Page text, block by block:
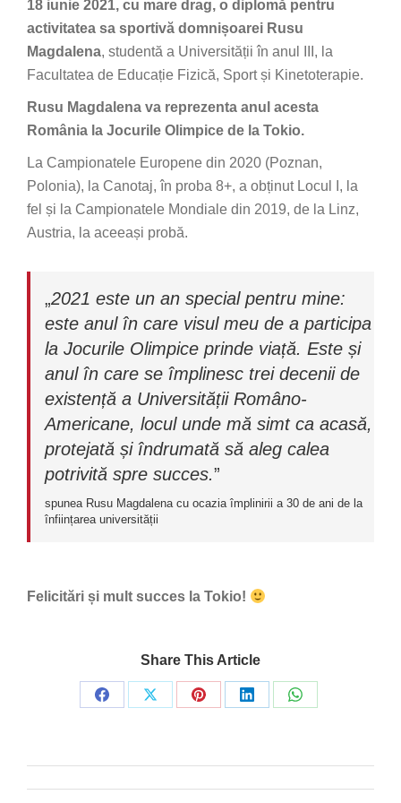
18 iunie 2021, cu mare drag, o diplomă pentru
activitatea sa sportivă domnișoarei Rusu
Magdalena, studentă a Universității în anul III, la
Facultatea de Educație Fizică, Sport și Kinetoterapie.
Rusu Magdalena va reprezenta anul acesta
România la Jocurile Olimpice de la Tokio.
La Campionatele Europene din 2020 (Poznan,
Polonia), la Canotaj, în proba 8+, a obținut Locul I, la
fel și la Campionatele Mondiale din 2019, de la Linz,
Austria, la aceeași probă.
„2021 este un an special pentru mine:
este anul în care visul meu de a participa
la Jocurile Olimpice prinde viață. Este și
anul în care se împlinesc trei decenii de
existență a Universității Româno-
Americane, locul unde mă simt ca acasă,
protejată și îndrumată să aleg calea
potrivită spre succes.”
spunea Rusu Magdalena cu ocazia împlinirii a 30 de ani de la
înființarea universității
Felicitări și mult succes la Tokio!
Share This Article
Share
Share
Share
Share
Share
Post